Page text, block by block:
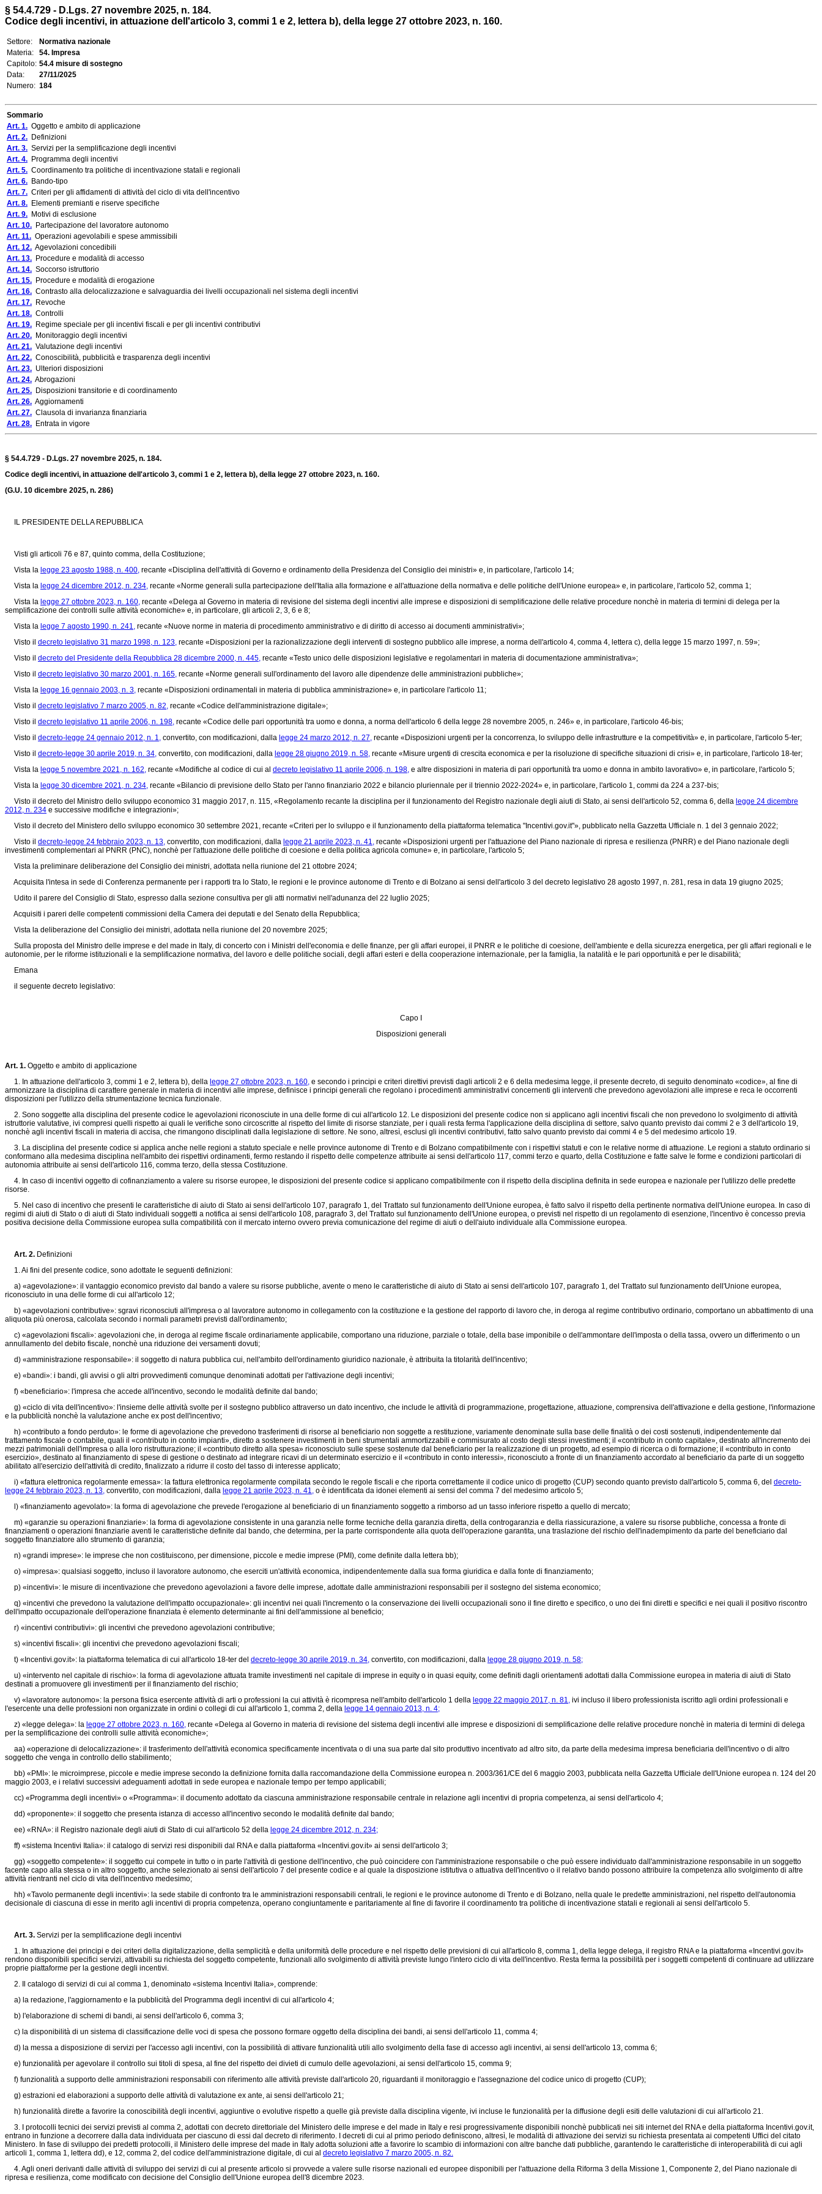
§ 54.4.729 - D.Lgs. 27 novembre 2025, n. 184.
Codice degli incentivi, in attuazione dell'articolo 3, commi 1 e 2, lettera b), della legge 27 ottobre 2023, n. 160.
Settore:
Normativa nazionale
Materia:
54. Impresa
Capitolo: 54.4 misure di sostegno
Data:
27/11/2025
Numero: 184
Sommario
Art. 1. Oggetto e ambito di applicazione
Art. 2. Definizioni
Art. 3. Servizi per la semplificazione degli incentivi
Art. 4. Programma degli incentivi
Art. 5. Coordinamento tra politiche di incentivazione statali e regionali
Art. 6. Bando-tipo
Art. 7. Criteri per gli affidamenti di attività del ciclo di vita dell'incentivo
Art. 8. Elementi premianti e riserve specifiche
Art. 9. Motivi di esclusione
Art. 10. Partecipazione del lavoratore autonomo
Art. 11. Operazioni agevolabili e spese ammissibili
Art. 12. Agevolazioni concedibili
Art. 13. Procedure e modalità di accesso
Art. 14. Soccorso istruttorio
Art. 15. Procedure e modalità di erogazione
Art. 16. Contrasto alla delocalizzazione e salvaguardia dei livelli occupazionali nel sistema degli incentivi
Art. 17. Revoche
Art. 18. Controlli
Art. 19. Regime speciale per gli incentivi fiscali e per gli incentivi contributivi
Art. 20. Monitoraggio degli incentivi
Art. 21. Valutazione degli incentivi
Art. 22. Conoscibilità, pubblicità e trasparenza degli incentivi
Art. 23. Ulteriori disposizioni
Art. 24. Abrogazioni
Art. 25. Disposizioni transitorie e di coordinamento
Art. 26. Aggiornamenti
Art. 27. Clausola di invarianza finanziaria
Art. 28. Entrata in vigore
§ 54.4.729 - D.Lgs. 27 novembre 2025, n. 184.
Codice degli incentivi, in attuazione dell'articolo 3, commi 1 e 2, lettera b), della legge 27 ottobre 2023, n. 160.
(G.U. 10 dicembre 2025, n. 286)
IL PRESIDENTE DELLA REPUBBLICA
Visti gli articoli 76 e 87, quinto comma, della Costituzione;
Vista la legge 23 agosto 1988, n. 400, recante «Disciplina dell'attività di Governo e ordinamento della Presidenza del Consiglio dei ministri» e, in particolare, l'articolo 14;
Vista la legge 24 dicembre 2012, n. 234, recante «Norme generali sulla partecipazione dell'Italia alla formazione e all'attuazione della normativa e delle politiche dell'Unione europea» e, in particolare, l'articolo 52, comma 1;
Vista la legge 27 ottobre 2023, n. 160, recante «Delega al Governo in materia di revisione del sistema degli incentivi alle imprese e disposizioni di semplificazione delle relative procedure nonchè in materia di termini di delega per la
semplificazione dei controlli sulle attività economiche» e, in particolare, gli articoli 2, 3, 6 e 8;
Vista la legge 7 agosto 1990, n. 241, recante «Nuove norme in materia di procedimento amministrativo e di diritto di accesso ai documenti amministrativi»;
Visto il decreto legislativo 31 marzo 1998, n. 123, recante «Disposizioni per la razionalizzazione degli interventi di sostegno pubblico alle imprese, a norma dell'articolo 4, comma 4, lettera c), della legge 15 marzo 1997, n. 59»;
Visto il decreto del Presidente della Repubblica 28 dicembre 2000, n. 445, recante «Testo unico delle disposizioni legislative e regolamentari in materia di documentazione amministrativa»;
Visto il decreto legislativo 30 marzo 2001, n. 165, recante «Norme generali sull'ordinamento del lavoro alle dipendenze delle amministrazioni pubbliche»;
Vista la legge 16 gennaio 2003, n. 3, recante «Disposizioni ordinamentali in materia di pubblica amministrazione» e, in particolare l'articolo 11;
Visto il decreto legislativo 7 marzo 2005, n. 82, recante «Codice dell'amministrazione digitale»;
Visto il decreto legislativo 11 aprile 2006, n. 198, recante «Codice delle pari opportunità tra uomo e donna, a norma dell'articolo 6 della legge 28 novembre 2005, n. 246» e, in particolare, l'articolo 46-bis;
Visto il decreto-legge 24 gennaio 2012, n. 1, convertito, con modificazioni, dalla legge 24 marzo 2012, n. 27, recante «Disposizioni urgenti per la concorrenza, lo sviluppo delle infrastrutture e la competitività» e, in particolare, l'articolo 5-ter;
Visto il decreto-legge 30 aprile 2019, n. 34, convertito, con modificazioni, dalla legge 28 giugno 2019, n. 58, recante «Misure urgenti di crescita economica e per la risoluzione di specifiche situazioni di crisi» e, in particolare, l'articolo 18-ter;
Vista la legge 5 novembre 2021, n. 162, recante «Modifiche al codice di cui al decreto legislativo 11 aprile 2006, n. 198, e altre disposizioni in materia di pari opportunità tra uomo e donna in ambito lavorativo» e, in particolare, l'articolo 5;
Vista la legge 30 dicembre 2021, n. 234, recante «Bilancio di previsione dello Stato per l'anno finanziario 2022 e bilancio pluriennale per il triennio 2022-2024» e, in particolare, l'articolo 1, commi da 224 a 237-bis;
Visto il decreto del Ministro dello sviluppo economico 31 maggio 2017, n. 115, «Regolamento recante la disciplina per il funzionamento del Registro nazionale degli aiuti di Stato, ai sensi dell'articolo 52, comma 6, della legge 24 dicembre
2012, n. 234 e successive modifiche e integrazioni»;
Visto il decreto del Ministero dello sviluppo economico 30 settembre 2021, recante «Criteri per lo sviluppo e il funzionamento della piattaforma telematica "Incentivi.gov.it"», pubblicato nella Gazzetta Ufficiale n. 1 del 3 gennaio 2022;
Visto il decreto-legge 24 febbraio 2023, n. 13, convertito, con modificazioni, dalla legge 21 aprile 2023, n. 41, recante «Disposizioni urgenti per l'attuazione del Piano nazionale di ripresa e resilienza (PNRR) e del Piano nazionale degli
investimenti complementari al PNRR (PNC), nonchè per l'attuazione delle politiche di coesione e della politica agricola comune» e, in particolare, l'articolo 5;
Vista la preliminare deliberazione del Consiglio dei ministri, adottata nella riunione del 21 ottobre 2024;
Acquisita l'intesa in sede di Conferenza permanente per i rapporti tra lo Stato, le regioni e le province autonome di Trento e di Bolzano ai sensi dell'articolo 3 del decreto legislativo 28 agosto 1997, n. 281, resa in data 19 giugno 2025;
Udito il parere del Consiglio di Stato, espresso dalla sezione consultiva per gli atti normativi nell'adunanza del 22 luglio 2025;
Acquisiti i pareri delle competenti commissioni della Camera dei deputati e del Senato della Repubblica;
Vista la deliberazione del Consiglio dei ministri, adottata nella riunione del 20 novembre 2025;
Sulla proposta del Ministro delle imprese e del made in Italy, di concerto con i Ministri dell'economia e delle finanze, per gli affari europei, il PNRR e le politiche di coesione, dell'ambiente e della sicurezza energetica, per gli affari regionali e le
autonomie, per le riforme istituzionali e la semplificazione normativa, del lavoro e delle politiche sociali, degli affari esteri e della cooperazione internazionale, per la famiglia, la natalità e le pari opportunità e per le disabilità;
Emana
il seguente decreto legislativo:
Capo I
Disposizioni generali
Art. 1. Oggetto e ambito di applicazione
1. In attuazione dell'articolo 3, commi 1 e 2, lettera b), della legge 27 ottobre 2023, n. 160, e secondo i principi e criteri direttivi previsti dagli articoli 2 e 6 della medesima legge, il presente decreto, di seguito denominato «codice», al fine di
armonizzare la disciplina di carattere generale in materia di incentivi alle imprese, definisce i principi generali che regolano i procedimenti amministrativi concernenti gli interventi che prevedono agevolazioni alle imprese e reca le occorrenti
disposizioni per l'utilizzo della strumentazione tecnica funzionale.
2. Sono soggette alla disciplina del presente codice le agevolazioni riconosciute in una delle forme di cui all'articolo 12. Le disposizioni del presente codice non si applicano agli incentivi fiscali che non prevedono lo svolgimento di attività
istruttorie valutative, ivi compresi quelli rispetto ai quali le verifiche sono circoscritte al rispetto del limite di risorse stanziate, per i quali resta ferma l'applicazione della disciplina di settore, salvo quanto previsto dai commi 2 e 3 dell'articolo 19,
nonchè agli incentivi fiscali in materia di accisa, che rimangono disciplinati dalla legislazione di settore. Ne sono, altresì, esclusi gli incentivi contributivi, fatto salvo quanto previsto dai commi 4 e 5 del medesimo articolo 19.
3. La disciplina del presente codice si applica anche nelle regioni a statuto speciale e nelle province autonome di Trento e di Bolzano compatibilmente con i rispettivi statuti e con le relative norme di attuazione. Le regioni a statuto ordinario si
conformano alla medesima disciplina nell'ambito dei rispettivi ordinamenti, fermo restando il rispetto delle competenze attribuite ai sensi dell'articolo 117, commi terzo e quarto, della Costituzione e fatte salve le forme e condizioni particolari di
autonomia attribuite ai sensi dell'articolo 116, comma terzo, della stessa Costituzione.
4. In caso di incentivi oggetto di cofinanziamento a valere su risorse europee, le disposizioni del presente codice si applicano compatibilmente con il rispetto della disciplina definita in sede europea e nazionale per l'utilizzo delle predette
risorse.
5. Nel caso di incentivo che presenti le caratteristiche di aiuto di Stato ai sensi dell'articolo 107, paragrafo 1, del Trattato sul funzionamento dell'Unione europea, è fatto salvo il rispetto della pertinente normativa dell'Unione europea. In caso di
regimi di aiuti di Stato o di aiuti di Stato individuali soggetti a notifica ai sensi dell'articolo 108, paragrafo 3, del Trattato sul funzionamento dell'Unione europea, o previsti nel rispetto di un regolamento di esenzione, l'incentivo è concesso previa
positiva decisione della Commissione europea sulla compatibilità con il mercato interno ovvero previa comunicazione del regime di aiuti o dell'aiuto individuale alla Commissione europea.
Art. 2. Definizioni
1. Ai fini del presente codice, sono adottate le seguenti definizioni:
a) «agevolazione»: il vantaggio economico previsto dal bando a valere su risorse pubbliche, avente o meno le caratteristiche di aiuto di Stato ai sensi dell'articolo 107, paragrafo 1, del Trattato sul funzionamento dell'Unione europea,
riconosciuto in una delle forme di cui all'articolo 12;
b) «agevolazioni contributive»: sgravi riconosciuti all'impresa o al lavoratore autonomo in collegamento con la costituzione e la gestione del rapporto di lavoro che, in deroga al regime contributivo ordinario, comportano un abbattimento di una
aliquota più onerosa, calcolata secondo i normali parametri previsti dall'ordinamento;
c) «agevolazioni fiscali»: agevolazioni che, in deroga al regime fiscale ordinariamente applicabile, comportano una riduzione, parziale o totale, della base imponibile o dell'ammontare dell'imposta o della tassa, ovvero un differimento o un
annullamento del debito fiscale, nonchè una riduzione dei versamenti dovuti;
d) «amministrazione responsabile»: il soggetto di natura pubblica cui, nell'ambito dell'ordinamento giuridico nazionale, è attribuita la titolarità dell'incentivo;
e) «bandi»: i bandi, gli avvisi o gli altri provvedimenti comunque denominati adottati per l'attivazione degli incentivi;
f) «beneficiario»: l'impresa che accede all'incentivo, secondo le modalità definite dal bando;
g) «ciclo di vita dell'incentivo»: l'insieme delle attività svolte per il sostegno pubblico attraverso un dato incentivo, che include le attività di programmazione, progettazione, attuazione, comprensiva dell'attivazione e della gestione, l'informazione
e la pubblicità nonchè la valutazione anche ex post dell'incentivo;
h) «contributo a fondo perduto»: le forme di agevolazione che prevedono trasferimenti di risorse al beneficiario non soggette a restituzione, variamente denominate sulla base delle finalità o dei costi sostenuti, indipendentemente dal
trattamento fiscale o contabile, quali il «contributo in conto impianti», diretto a sostenere investimenti in beni strumentali ammortizzabili e commisurato al costo degli stessi investimenti; il «contributo in conto capitale», destinato all'incremento dei
mezzi patrimoniali dell'impresa o alla loro ristrutturazione; il «contributo diretto alla spesa» riconosciuto sulle spese sostenute dal beneficiario per la realizzazione di un progetto, ad esempio di ricerca o di formazione; il «contributo in conto
esercizio», destinato al finanziamento di spese di gestione o destinato ad integrare ricavi di un determinato esercizio e il «contributo in conto interessi», riconosciuto a fronte di un finanziamento accordato al beneficiario da parte di un soggetto
abilitato all'esercizio dell'attività di credito, finalizzato a ridurre il costo del tasso di interesse applicato;
i) «fattura elettronica regolarmente emessa»: la fattura elettronica regolarmente compilata secondo le regole fiscali e che riporta correttamente il codice unico di progetto (CUP) secondo quanto previsto dall'articolo 5, comma 6, del decreto-
legge 24 febbraio 2023, n. 13, convertito, con modificazioni, dalla legge 21 aprile 2023, n. 41, o è identificata da idonei elementi ai sensi del comma 7 del medesimo articolo 5;
l) «finanziamento agevolato»: la forma di agevolazione che prevede l'erogazione al beneficiario di un finanziamento soggetto a rimborso ad un tasso inferiore rispetto a quello di mercato;
m) «garanzie su operazioni finanziarie»: la forma di agevolazione consistente in una garanzia nelle forme tecniche della garanzia diretta, della controgaranzia e della riassicurazione, a valere su risorse pubbliche, concessa a fronte di
finanziamenti o operazioni finanziarie aventi le caratteristiche definite dal bando, che determina, per la parte corrispondente alla quota dell'operazione garantita, una traslazione del rischio dell'inadempimento da parte del beneficiario dal
soggetto finanziatore allo strumento di garanzia;
n) «grandi imprese»: le imprese che non costituiscono, per dimensione, piccole e medie imprese (PMI), come definite dalla lettera bb);
o) «impresa»: qualsiasi soggetto, incluso il lavoratore autonomo, che eserciti un'attività economica, indipendentemente dalla sua forma giuridica e dalla fonte di finanziamento;
p) «incentivi»: le misure di incentivazione che prevedono agevolazioni a favore delle imprese, adottate dalle amministrazioni responsabili per il sostegno del sistema economico;
q) «incentivi che prevedono la valutazione dell'impatto occupazionale»: gli incentivi nei quali l'incremento o la conservazione dei livelli occupazionali sono il fine diretto e specifico, o uno dei fini diretti e specifici e nei quali il positivo riscontro
dell'impatto occupazionale dell'operazione finanziata è elemento determinante ai fini dell'ammissione al beneficio;
r) «incentivi contributivi»: gli incentivi che prevedono agevolazioni contributive;
s) «incentivi fiscali»: gli incentivi che prevedono agevolazioni fiscali;
t) «Incentivi.gov.it»: la piattaforma telematica di cui all'articolo 18-ter del decreto-legge 30 aprile 2019, n. 34, convertito, con modificazioni, dalla legge 28 giugno 2019, n. 58;
u) «intervento nel capitale di rischio»: la forma di agevolazione attuata tramite investimenti nel capitale di imprese in equity o in quasi equity, come definiti dagli orientamenti adottati dalla Commissione europea in materia di aiuti di Stato
destinati a promuovere gli investimenti per il finanziamento del rischio;
v) «lavoratore autonomo»: la persona fisica esercente attività di arti o professioni la cui attività è ricompresa nell'ambito dell'articolo 1 della legge 22 maggio 2017, n. 81, ivi incluso il libero professionista iscritto agli ordini professionali e
l'esercente una delle professioni non organizzate in ordini o collegi di cui all'articolo 1, comma 2, della legge 14 gennaio 2013, n. 4;
z) «legge delega»: la legge 27 ottobre 2023, n. 160, recante «Delega al Governo in materia di revisione del sistema degli incentivi alle imprese e disposizioni di semplificazione delle relative procedure nonchè in materia di termini di delega
per la semplificazione dei controlli sulle attività economiche»;
aa) «operazione di delocalizzazione»: il trasferimento dell'attività economica specificamente incentivata o di una sua parte dal sito produttivo incentivato ad altro sito, da parte della medesima impresa beneficiaria dell'incentivo o di altro
soggetto che venga in controllo dello stabilimento;
bb) «PMI»: le microimprese, piccole e medie imprese secondo la definizione fornita dalla raccomandazione della Commissione europea n. 2003/361/CE del 6 maggio 2003, pubblicata nella Gazzetta Ufficiale dell'Unione europea n. 124 del 20
maggio 2003, e i relativi successivi adeguamenti adottati in sede europea e nazionale tempo per tempo applicabili;
cc) «Programma degli incentivi» o «Programma»: il documento adottato da ciascuna amministrazione responsabile centrale in relazione agli incentivi di propria competenza, ai sensi dell'articolo 4;
dd) «proponente»: il soggetto che presenta istanza di accesso all'incentivo secondo le modalità definite dal bando;
ee) «RNA»: il Registro nazionale degli aiuti di Stato di cui all'articolo 52 della legge 24 dicembre 2012, n. 234;
ff) «sistema Incentivi Italia»: il catalogo di servizi resi disponibili dal RNA e dalla piattaforma «Incentivi.gov.it» ai sensi dell'articolo 3;
gg) «soggetto competente»: il soggetto cui compete in tutto o in parte l'attività di gestione dell'incentivo, che può coincidere con l'amministrazione responsabile o che può essere individuato dall'amministrazione responsabile in un soggetto
facente capo alla stessa o in altro soggetto, anche selezionato ai sensi dell'articolo 7 del presente codice e al quale la disposizione istitutiva o attuativa dell'incentivo o il relativo bando possono attribuire la competenza allo svolgimento di altre
attività rientranti nel ciclo di vita dell'incentivo medesimo;
hh) «Tavolo permanente degli incentivi»: la sede stabile di confronto tra le amministrazioni responsabili centrali, le regioni e le province autonome di Trento e di Bolzano, nella quale le predette amministrazioni, nel rispetto dell'autonomia
decisionale di ciascuna di esse in merito agli incentivi di propria competenza, operano congiuntamente e paritariamente al fine di favorire il coordinamento tra politiche di incentivazione statali e regionali ai sensi dell'articolo 5.
Art. 3. Servizi per la semplificazione degli incentivi
1. In attuazione dei principi e dei criteri della digitalizzazione, della semplicità e della uniformità delle procedure e nel rispetto delle previsioni di cui all'articolo 8, comma 1, della legge delega, il registro RNA e la piattaforma «Incentivi.gov.it»
rendono disponibili specifici servizi, attivabili su richiesta del soggetto competente, funzionali allo svolgimento di attività previste lungo l'intero ciclo di vita dell'incentivo. Resta ferma la possibilità per i soggetti competenti di continuare ad utilizzare
proprie piattaforme per la gestione degli incentivi.
2. Il catalogo di servizi di cui al comma 1, denominato «sistema Incentivi Italia», comprende:
a) la redazione, l'aggiornamento e la pubblicità del Programma degli incentivi di cui all'articolo 4;
b) l'elaborazione di schemi di bandi, ai sensi dell'articolo 6, comma 3;
c) la disponibilità di un sistema di classificazione delle voci di spesa che possono formare oggetto della disciplina dei bandi, ai sensi dell'articolo 11, comma 4;
d) la messa a disposizione di servizi per l'accesso agli incentivi, con la possibilità di attivare funzionalità utili allo svolgimento della fase di accesso agli incentivi, ai sensi dell'articolo 13, comma 6;
e) funzionalità per agevolare il controllo sui titoli di spesa, al fine del rispetto dei divieti di cumulo delle agevolazioni, ai sensi dell'articolo 15, comma 9;
f) funzionalità a supporto delle amministrazioni responsabili con riferimento alle attività previste dall'articolo 20, riguardanti il monitoraggio e l'assegnazione del codice unico di progetto (CUP);
g) estrazioni ed elaborazioni a supporto delle attività di valutazione ex ante, ai sensi dell'articolo 21;
h) funzionalità dirette a favorire la conoscibilità degli incentivi, aggiuntive o evolutive rispetto a quelle già previste dalla disciplina vigente, ivi incluse le funzionalità per la diffusione degli esiti delle valutazioni di cui all'articolo 21.
3. I protocolli tecnici dei servizi previsti al comma 2, adottati con decreto direttoriale del Ministero delle imprese e del made in Italy e resi progressivamente disponibili nonchè pubblicati nei siti internet del RNA e della piattaforma Incentivi.gov.it,
entrano in funzione a decorrere dalla data individuata per ciascuno di essi dal decreto di riferimento. I decreti di cui al primo periodo definiscono, altresì, le modalità di attivazione dei servizi su richiesta presentata ai competenti Uffici del citato
Ministero. In fase di sviluppo dei predetti protocolli, il Ministero delle imprese del made in Italy adotta soluzioni atte a favorire lo scambio di informazioni con altre banche dati pubbliche, garantendo le caratteristiche di interoperabilità di cui agli
articoli 1, comma 1, lettera dd), e 12, comma 2, del codice dell'amministrazione digitale, di cui al decreto legislativo 7 marzo 2005, n. 82.
4. Agli oneri derivanti dalle attività di sviluppo dei servizi di cui al presente articolo si provvede a valere sulle risorse nazionali ed europee disponibili per l'attuazione della Riforma 3 della Missione 1, Componente 2, del Piano nazionale di
ripresa e resilienza, come modificato con decisione del Consiglio dell'Unione europea dell'8 dicembre 2023.